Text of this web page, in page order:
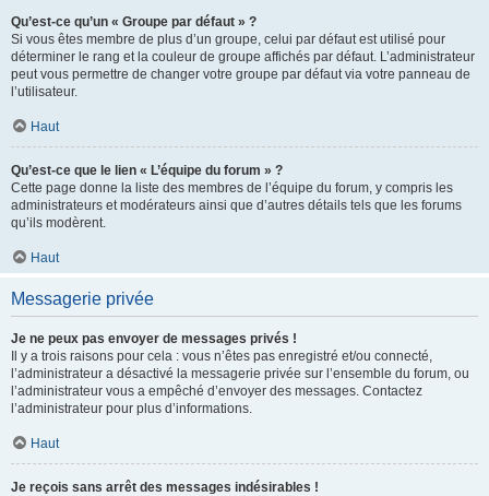
Qu’est-ce qu’un « Groupe par défaut » ?
Si vous êtes membre de plus d’un groupe, celui par défaut est utilisé pour
déterminer le rang et la couleur de groupe affichés par défaut. L’administrateur
peut vous permettre de changer votre groupe par défaut via votre panneau de
l’utilisateur.
Haut
Qu’est-ce que le lien « L’équipe du forum » ?
Cette page donne la liste des membres de l’équipe du forum, y compris les
administrateurs et modérateurs ainsi que d’autres détails tels que les forums
qu’ils modèrent.
Haut
Messagerie privée
Je ne peux pas envoyer de messages privés !
Il y a trois raisons pour cela : vous n’êtes pas enregistré et/ou connecté,
l’administrateur a désactivé la messagerie privée sur l’ensemble du forum, ou
l’administrateur vous a empêché d’envoyer des messages. Contactez
l’administrateur pour plus d’informations.
Haut
Je reçois sans arrêt des messages indésirables !